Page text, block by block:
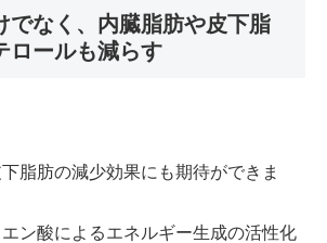
でなく、内臓脂肪や皮下脂
ロールも減らす
脂肪の減少効果にも期待ができま
ン酸によるエネルギー生成の活性化